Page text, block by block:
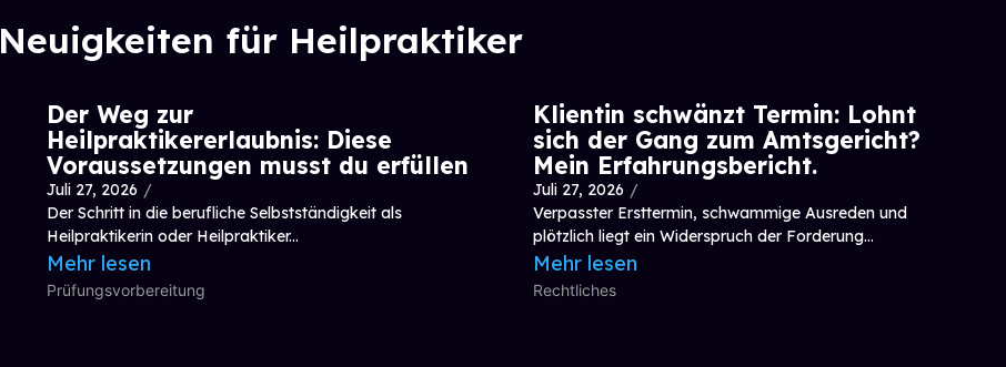
Neuigkeiten für Heilpraktiker
Der Weg zur
Heilpraktikererlaubnis: Diese
Voraussetzungen musst du erfüllen
Juli 27, 2026 /
Der Schritt in die berufliche Selbstständigkeit als
Heilpraktikerin oder Heilpraktiker...
Mehr lesen
Prüfungsvorbereitung
Klientin schwänzt Termin: Lohnt
sich der Gang zum Amtsgericht?
Mein Erfahrungsbericht.
Juli 27, 2026 /
Verpasster Ersttermin, schwammige Ausreden und
plötzlich liegt ein Widerspruch der Forderung...
Mehr lesen
Rechtliches